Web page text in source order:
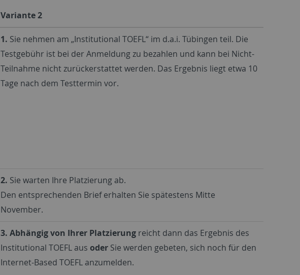
Variante 2
1. Sie nehmen am „Institutional TOEFL“ im d.a.i. Tübingen teil. Die
Testgebühr ist bei der Anmeldung zu bezahlen und kann bei Nicht-
Teilnahme nicht zurückerstattet werden. Das Ergebnis liegt etwa 10
Tage nach dem Testtermin vor.
2. Sie warten Ihre Platzierung ab.
Den entsprechenden Brief erhalten Sie spätestens Mitte
November.
3. Abhängig von Ihrer Platzierung reicht dann das Ergebnis des
Institutional TOEFL aus oder Sie werden gebeten, sich noch für den
Internet-Based TOEFL anzumelden.